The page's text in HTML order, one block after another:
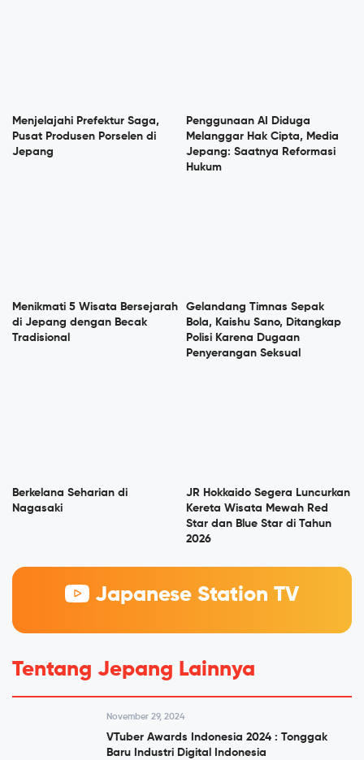
Menjelajahi Prefektur Saga,
Pusat Produsen Porselen di
Jepang
Penggunaan AI Diduga
Melanggar Hak Cipta, Media
Jepang: Saatnya Reformasi
Hukum
Menikmati 5 Wisata Bersejarah
di Jepang dengan Becak
Tradisional
Gelandang Timnas Sepak
Bola, Kaishu Sano, Ditangkap
Polisi Karena Dugaan
Penyerangan Seksual
Berkelana Seharian di
Nagasaki
JR Hokkaido Segera Luncurkan
Kereta Wisata Mewah Red
Star dan Blue Star di Tahun
2026
Japanese Station TV
Tentang Jepang Lainnya
November 29, 2024
VTuber Awards Indonesia 2024 : Tonggak
Baru Industri Digital Indonesia